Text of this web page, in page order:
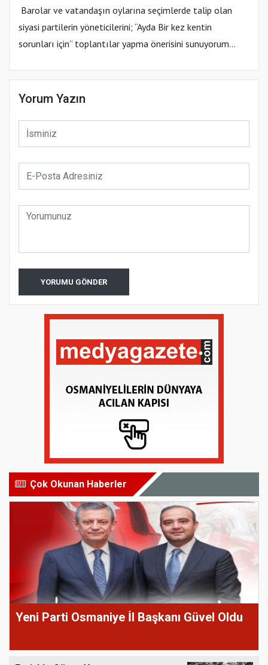
Barolar ve vatandaşın oylarına seçimlerde talip olan
siyasi partilerin yöneticilerini; “Ayda Bir kez kentin
sorunları için” toplantılar yapma önerisini sunuyorum…
Yorum Yazın
YORUMU GÖNDER
Çok Okunan Haberler
Yeni Parti Osmaniye İl Başkanı Güvel Oldu